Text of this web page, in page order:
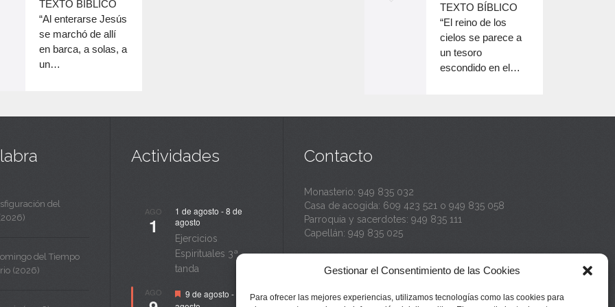
Gestionar el Consentimiento de las Cookies
Para ofrecer las mejores experiencias, utilizamos tecnologías como las cookies para
disminuir
volumen.
TEXTO BÍBLICO
“Al enterarse Jesús
se marchó de allí
en barca, a solas, a
un…
o
disminuir
el
TEXTO BÍBLICO
“El reino de los
cielos se parece a
un tesoro
escondido en el…
del
del Tiempo
(2026)
Actividades
AGO
1
1 de agosto -8 de
agosto
Ejercicios
Espirituales 3ª
tanda
AGO Destacado
9 de agosto -
14 de
Contacto
Monasterio: 949 835 032
Casa de acogida: 609 423 521 o 949 835 058
Parroquia y sacerdotes: 949 835 111
Capellán: 949 835 025
Monasterio:monasterio@buenafuente.org
Casa de acogida:acogida@buenafuente.org